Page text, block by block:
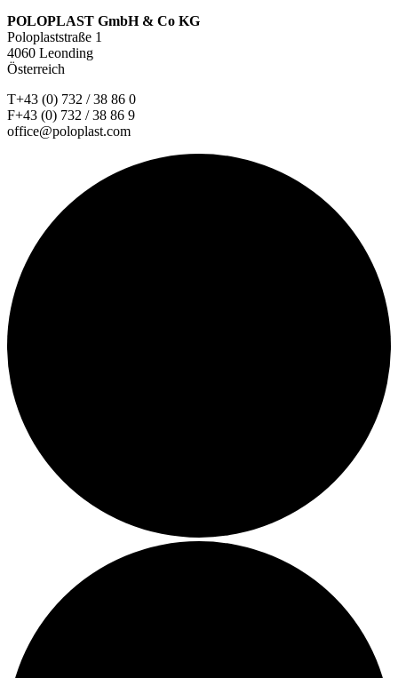
POLOPLAST GmbH & Co KG
Poloplaststraße 1
4060 Leonding
Österreich
T+43 (0) 732 / 38 86 0
F+43 (0) 732 / 38 86 9
office@poloplast.com